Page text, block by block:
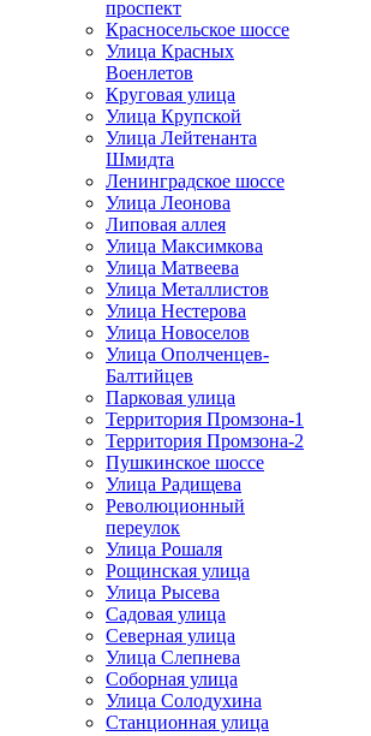
проспект
Красносельское шоссе
Улица Красных
Военлетов
Круговая улица
Улица Крупской
Улица Лейтенанта
Шмидта
Ленинградское шоссе
Улица Леонова
Липовая аллея
Улица Максимкова
Улица Матвеева
Улица Металлистов
Улица Нестерова
Улица Новоселов
Улица Ополченцев-
Балтийцев
Парковая улица
Территория Промзона-1
Территория Промзона-2
Пушкинское шоссе
Улица Радищева
Революционный
переулок
Улица Рошаля
Рощинская улица
Улица Рысева
Садовая улица
Северная улица
Улица Слепнева
Соборная улица
Улица Солодухина
Станционная улица